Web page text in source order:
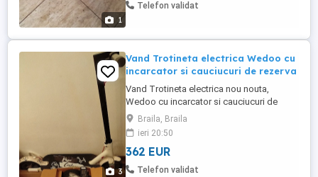
1
Telefon validat
3
Vand Trotineta electrica Wedoo cu
incarcator si cauciucuri de rezerva
Vand Trotineta electrica nou nouta,
Wedoo cu incarcator si cauciucuri de
rezervaBraila, Braila
ieri 20:50
362 EUR
Telefon validat